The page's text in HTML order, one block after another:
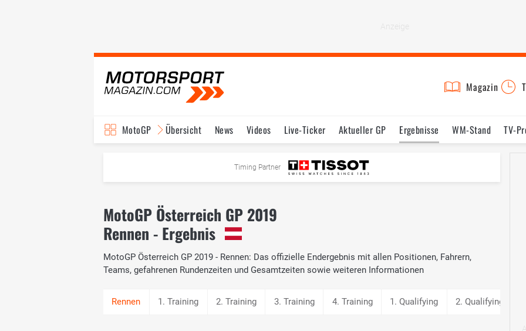
Magazin
MotoGP Übersicht News Videos Live-Ticker Aktueller GP Ergebnisse WM-Stand TV-
Testfahrten Reglement
Timing Partner
MotoGP Österreich GP 2019
Rennen - Ergebnis
MotoGP Österreich GP 2019 - Rennen: Das offizielle Endergebnis mit allen Positionen, Fahrern,
Teams, gefahrenen Rundenzeiten und Gesamtzeiten sowie weiteren Informationen
1. Training 2. Training 3. Training 4. Training 1. Qualifying 2. Qualifying